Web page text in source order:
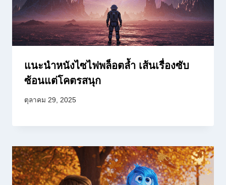
แนะนำหนังไซไฟพล็อตล้ำ เส้นเรื่องซับ
ซ้อนแต่โคตรสนุก
ตุลาคม 29, 2025